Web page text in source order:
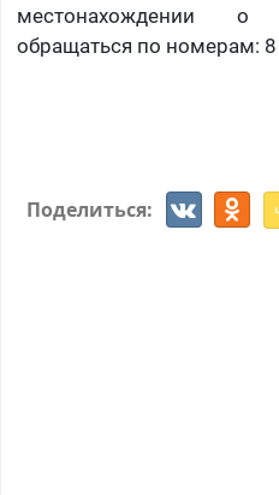
местонахождении о
обращаться по номерам:
Поделиться: